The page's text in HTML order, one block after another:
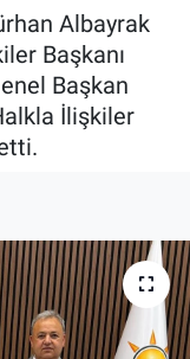
Albayrak
Başkanı
Başkan
İlişkiler